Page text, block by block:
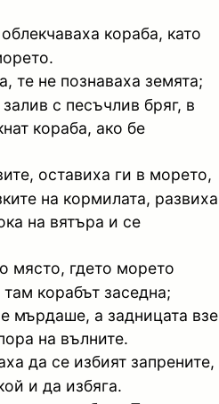
кораба, като
те не познаваха земята;
с песъчлив бряг, в
кораба, ако бе
оставиха ги в морето,
на кормилата, развиха
на вятъра и се
място, гдето морето
корабът заседна;
мърдаше, а задницата взе
на вълните.
да се избият запрените,
и да избяга.